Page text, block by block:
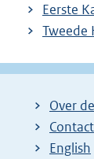
Eerste
Tweede
Over
Contact
English